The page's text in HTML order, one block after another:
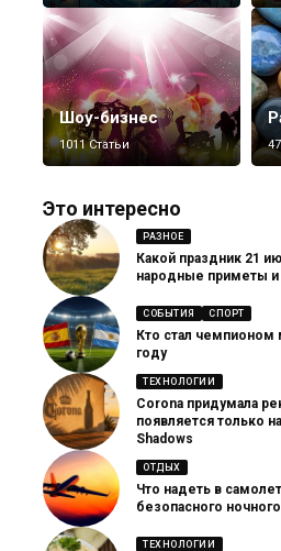
Шоу-бизнес
1011 Статьи
Это интересно
РАЗНОЕ
Какой праздник 21
народные приметы и
СОБЫТИЯ СПОРТ
Кто стал чемпионом
году
ТЕХНОЛОГИИ
Corona придумала
появляется только
Shadows
ОТДЫХ
Что надеть в
безопасного
ТЕХНОЛОГИИ